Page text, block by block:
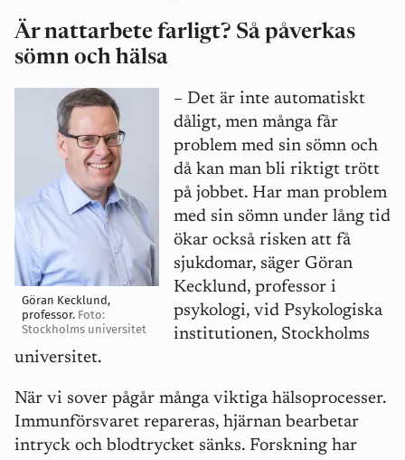
Är nattarbete farligt? Så påverkas
sömn och hälsa
Göran Kecklund,
professor. Foto:
Stockholms universitet
– Det är inte automatiskt
dåligt, men många får
problem med sin sömn och
då kan man bli riktigt trött
på jobbet. Har man problem
med sin sömn under lång tid
ökar också risken att få
sjukdomar, säger Göran
Kecklund, professor i
psykologi, vid Psykologiska
institutionen, Stockholms
universitet.
När vi sover pågår många viktiga hälsoprocesser.
Immunförsvaret repareras, hjärnan bearbetar
intryck och blodtrycket sänks. Forskning har